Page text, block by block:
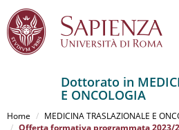
al
contenuto
Dottorato in
E ONCOLOGIA
Home
MEDICINA TRASLAZIONALE E
Offerta formativa programmata 2023/